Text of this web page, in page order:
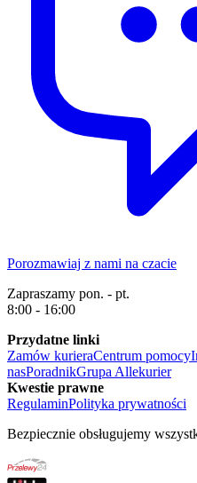
Porozmawiaj z nami na czacie
Zapraszamy pon. - pt.
8:00 - 16:00
Przydatne linki
Zamów kurieraCentrum pomocy
nasPoradnikGrupa Allekurier
Kwestie prawne
RegulaminPolityka prywatności
Bezpiecznie obsługujemy